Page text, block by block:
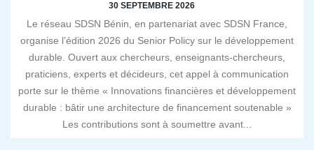
30 SEPTEMBRE 2026
Le réseau SDSN Bénin, en partenariat avec SDSN France,
organise l’édition 2026 du Senior Policy sur le développement
durable. Ouvert aux chercheurs, enseignants-chercheurs,
praticiens, experts et décideurs, cet appel à communication
porte sur le thème « Innovations financières et développement
durable : bâtir une architecture de financement soutenable »
Les contributions sont à soumettre avant...